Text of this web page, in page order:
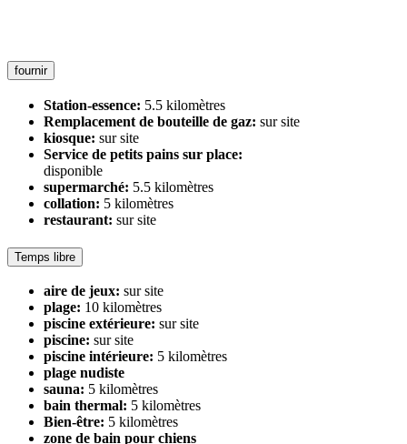
fournir
Station-essence: 5.5 kilomètres
Remplacement de bouteille de gaz: sur site
kiosque: sur site
Service de petits pains sur place:
disponible
supermarché: 5.5 kilomètres
collation: 5 kilomètres
restaurant: sur site
Temps libre
aire de jeux: sur site
plage: 10 kilomètres
piscine extérieure: sur site
piscine: sur site
piscine intérieure: 5 kilomètres
plage nudiste
sauna: 5 kilomètres
bain thermal: 5 kilomètres
Bien-être: 5 kilomètres
zone de bain pour chiens